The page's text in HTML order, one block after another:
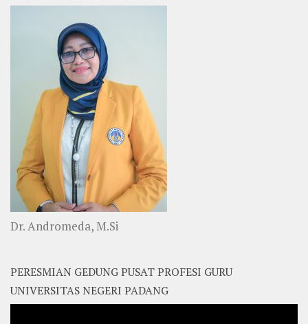
Dr. Andromeda, M.Si
PERESMIAN GEDUNG PUSAT PROFESI GURU
UNIVERSITAS NEGERI PADANG